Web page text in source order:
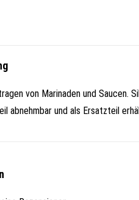
von Marinaden und Saucen.
abnehmbar und als Ersatzteil